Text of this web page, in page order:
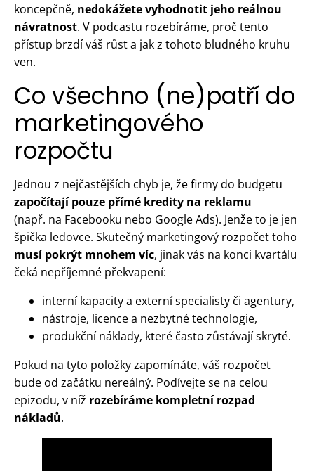
koncepčně, nedokážete vyhodnotit jeho reálnou
návratnost. V podcastu rozebíráme, proč tento
přístup brzdí váš růst a jak z tohoto bludného kruhu
ven.
Co všechno (ne)patří do
marketingového
rozpočtu
Jednou z nejčastějších chyb je, že firmy do budgetu
započítají pouze přímé kredity na reklamu
(např. na Facebooku nebo Google Ads). Jenže to je jen
špička ledovce. Skutečný marketingový rozpočet toho
musí pokrýt mnohem víc, jinak vás na konci kvartálu
čeká nepříjemné překvapení:
interní kapacity a externí specialisty či agentury,
nástroje, licence a nezbytné technologie,
produkční náklady, které často zůstávají skryté.
Pokud na tyto položky zapomínáte, váš rozpočet
bude od začátku nereálný. Podívejte se na celou
epizodu, v níž rozebíráme kompletní rozpad
nákladů.